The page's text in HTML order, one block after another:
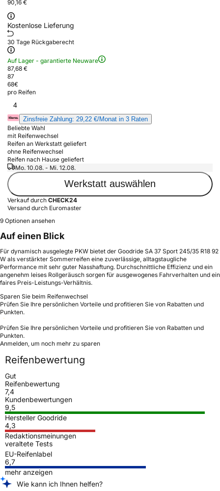
90,16 €
Kostenlose Lieferung
30 Tage Rückgaberecht
Auf Lager - garantierte Neuware
87,68 €
87
68€
pro Reifen
4
Zinsfreie Zahlung: 29,22 €/Monat in 3 Raten
Beliebte Wahl
mit Reifenwechsel
Reifen an Werkstatt geliefert
ohne Reifenwechsel
Reifen nach Hause geliefert
Mo. 10.08. - Mi. 12.08.
Werkstatt auswählen
Verkauf durch CHECK24
Versand durch Euromaster
9 Optionen ansehen
Auf einen Blick
Für dynamisch ausgelegte PKW bietet der Goodride SA 37 Sport 245/35 R18 92
W als verstärkter Sommerreifen eine zuverlässige, alltagstaugliche
Performance mit sehr guter Nasshaftung. Durchschnittliche Effizienz und ein
angenehm leises Rollgeräusch sorgen für ausgewogenes Fahrverhalten und ein
faires Preis-Leistungs-Verhältnis.
Sparen Sie beim Reifenwechsel
Prüfen Sie Ihre persönlichen Vorteile und profitieren Sie von Rabatten und
Punkten.
Prüfen Sie Ihre persönlichen Vorteile und profitieren Sie von Rabatten und
Punkten.
Anmelden, um noch mehr zu sparen
Reifenbewertung
Gut
Reifenbewertung
7,4
Kundenbewertungen
9,5
Hersteller Goodride
4,3
Redaktionsmeinungen
veraltete Tests
EU-Reifenlabel
6,7
mehr anzeigen
Wie kann ich Ihnen helfen?